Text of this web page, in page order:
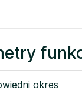
okres